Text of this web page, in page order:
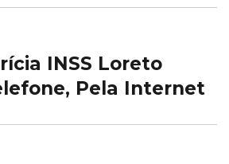
INSS Loreto
Pela Internet